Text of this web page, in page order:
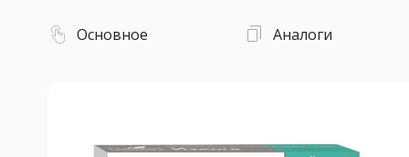
Основное Аналоги